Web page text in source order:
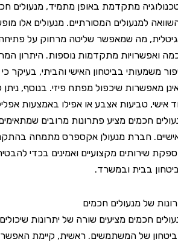
מתקדמת באופן מתמיד, מנעולים חכמים
למנעולים המסורתיים. מנעולים אלו מופעלים
מה שמאפשר שליטה מרחוק על פתיחה
מתקדמות נוספות. היתרון המרכזי
בביטחון האישי והביתי, בעיקר כי
שיכפול מפתח פיזי. בנוסף, ניתן
טביעות אצבע או אפילו באמצעות
חכמים מציע פתרונות מרובים שמתאימים
חברת מנעולן אקספרס מתמחה בהתקנת
מקצועיים ואמינים בכדי להבטיח
בבית ובמשרד.
של מנעולים חכמים
חכמים מציעים שורה של יתרונות שיכולים
של המשתמשים. ראשית, קיימת האפשרות